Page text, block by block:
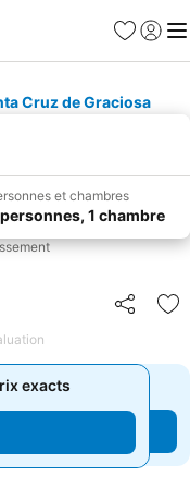
Favoris
Se
Cruz de Graciosa
et chambres
1 chambre
Partager
exacts
exacts